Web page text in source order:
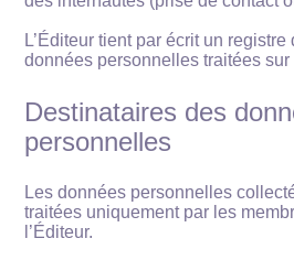
L’Éditeur tient par écrit un
données personnelles traitées sur
Destinataires des
personnelles
Les données personnelles
traitées uniquement par les
l’Éditeur.